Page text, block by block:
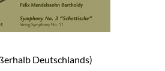
Deutschlands)